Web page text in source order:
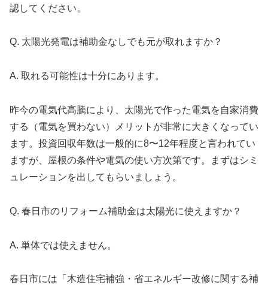
認してください。
Q. 太陽光発電は補助金なしでも元が取れますか？
A. 取れる可能性は十分にあります。
昨今の電気代高騰により、太陽光で作った電気を自家消費
する（電気を買わない）メリットが非常に大きくなってい
ます。投資回収年数は一般的に8〜12年程度と言われてい
ますが、屋根の条件や電気の使い方次第です。まずはシミ
ュレーションを出してもらいましょう。
Q. 春日市のリフォーム補助金は太陽光に使えますか？
A. 単体では使えません。
春日市には「木造住宅補強・省エネルギー改修に関する補